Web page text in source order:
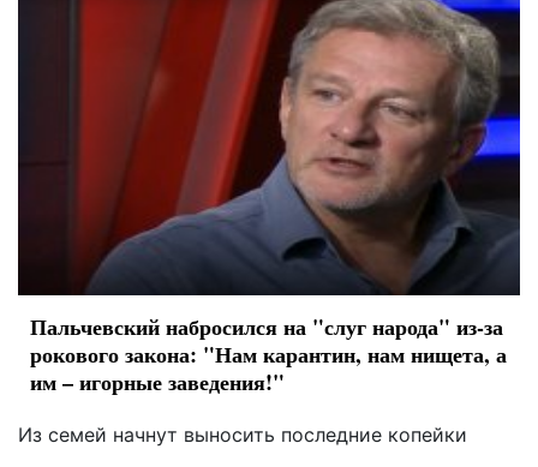
Пальчевский набросился на "слуг народа" из-за
рокового закона: "Нам карантин, нам нищета, а
им – игорные заведения!"
Из семей начнут выносить последние копейки